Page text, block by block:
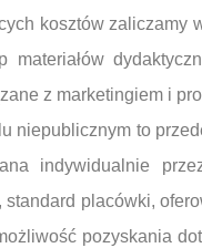
kosztów zaliczamy
materiałów
z marketingiem i
niepublicznym to
indywidualnie
placówki,
pozyskania